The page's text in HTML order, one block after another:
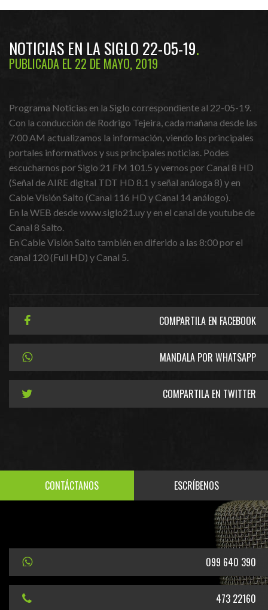
NOTICIAS EN LA SIGLO 22-05-19
PUBLICADA EL 22 DE MAYO, 2019
Programa Noticias en la Siglo correspondiente al 22-05-19.
Con la conducción de Rodrigo Tejeira, cada mañana desde las
7:00 AM actualizamos la información, viendo los principales
portales informativos y sus principales noticias. Podes
escucharnos por Siglo 21 FM 101.5 y vernos por Canal 8 HD
(Señal de AIRE digital TDT HD 8.1 y señal análoga 8) y en
Cable Visión Salto (Canal 116 HD y Canal 14 análogo).
En la WEB desde www.siglo21.uy y en el canal de youtube de
Canal 8 Salto.
En Cable Visión Salto también en diferido a las 8:00 por el
canal 120 (Full HD) y Canal 5.
COMPARTILA EN FACEBOOK
MANDALA POR WHATSAPP
COMPARTILA EN TWITTER
CONTÁCTANOS ESCRÍBENOS
099 640 390
473 22160